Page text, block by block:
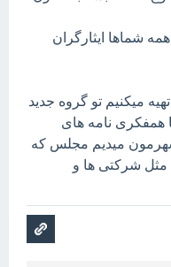
شماها ایثارگران
میکنیم تو گروه جدید
همفکری نامه های
شهرمون میدیم مجلس که
مثل شرکتی ها و